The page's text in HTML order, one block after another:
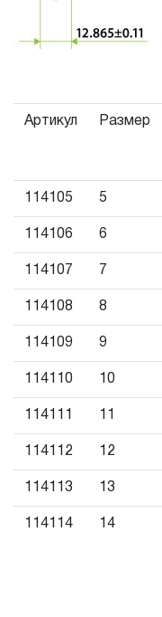
Артикул Размер
114105 5
114106 6
114107 7
114108 8
114109 9
114110 10
114111 11
114112 12
114113 13
114114 14
исключением тех
инструмента, за
3.3 На изделия
ДВЕНАДЦАТЬ
инструмента,
3.4 На следующие
пневматического,
распространяется
3.4.1 На изделия
механизм (ключи
трещоточные и т.п.)
гарантии в
включая манометры,
динамометрические